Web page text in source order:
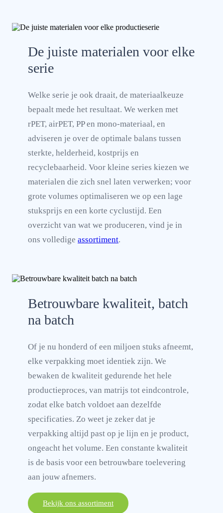
De juiste materialen voor elke
serie
Welke serie je ook draait, de materiaalkeuze
bepaalt mede het resultaat. We werken met
rPET, airPET, PP en mono-materiaal, en
adviseren je over de optimale balans tussen
sterkte, helderheid, kostprijs en
recyclebaarheid. Voor kleine series kiezen we
materialen die zich snel laten verwerken; voor
grote volumes optimaliseren we op een lage
stuksprijs en een korte cyclustijd. Een
overzicht van wat we produceren, vind je in
ons volledige assortiment.
Betrouwbare kwaliteit, batch
na batch
Of je nu honderd of een miljoen stuks afneemt,
elke verpakking moet identiek zijn. We
bewaken de kwaliteit gedurende het hele
productieproces, van matrijs tot eindcontrole,
zodat elke batch voldoet aan dezelfde
specificaties. Zo weet je zeker dat je
verpakking altijd past op je lijn en je product,
ongeacht het volume. Een constante kwaliteit
is de basis voor een betrouwbare toelevering
aan jouw afnemers.
Bekijk ons assortiment